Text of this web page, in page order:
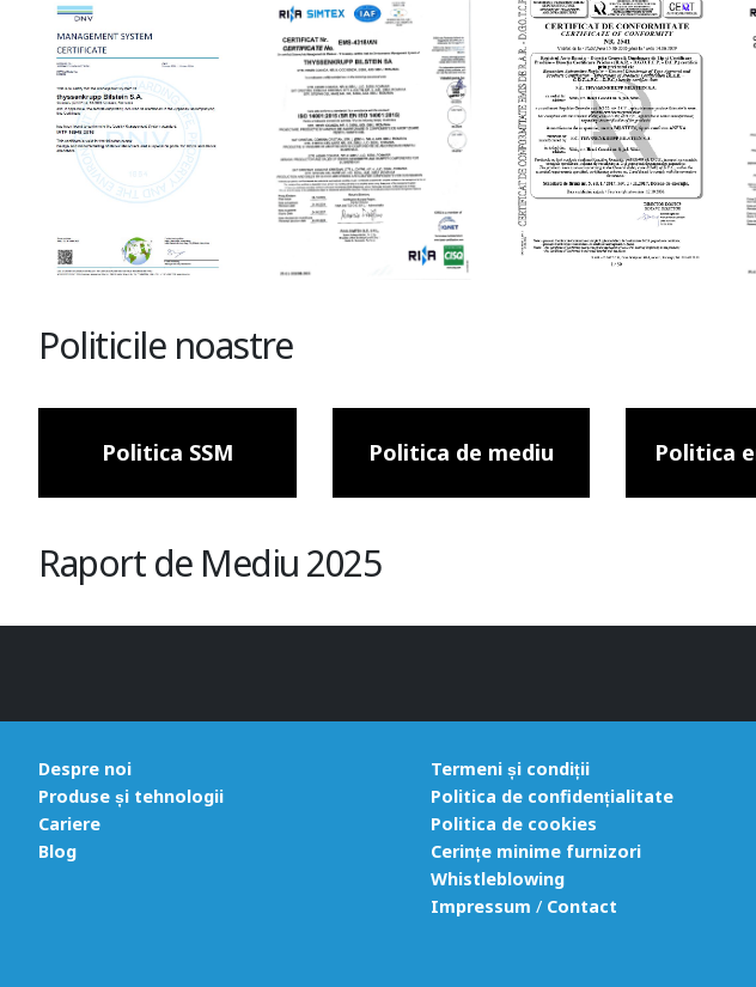
Politicile noastre
Politica SSM Politica de mediu Politica
Raport de Mediu 2025
Despre noi
Produse și tehnologii
Cariere
Blog
Termeni și condiții
Politica de confidențialitate
Politica de cookies
Cerințe minime furnizori
Whistleblowing
Impressum / Contact